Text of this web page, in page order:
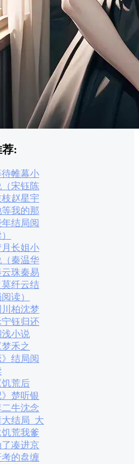
:
待帷幕小
（宋钰陈
枝赵星宇
等我的那
结局阅
月长姐小
（秦温华
云珠秦易
莫纤云结
读）
川柏沈梦
宁钰归还
浅小说
梦禾之
结局阅
饥荒后
楚听银
二牛沈念
结局_大
饥荒我爹
了凑进京
考的盘缠